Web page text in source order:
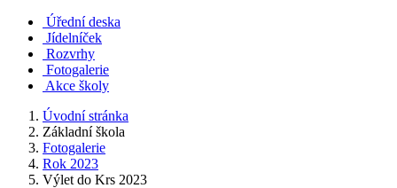
Úřední deska
Jídelníček
Rozvrhy
Fotogalerie
Akce školy
Úvodní stránka
Základní škola
Fotogalerie
Rok 2023
Výlet do Krs 2023